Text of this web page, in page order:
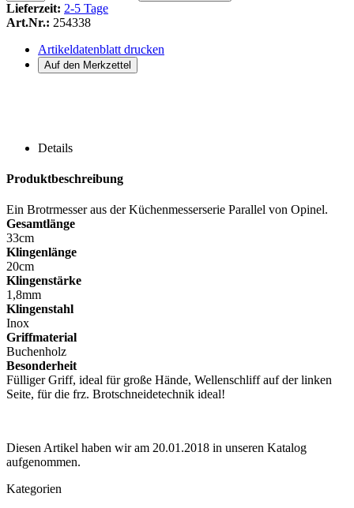
Lieferzeit: 2-5 Tage
Art.Nr.: 254338
Artikeldatenblatt drucken
Details
Produktbeschreibung
Ein Brotrmesser aus der Küchenmesserserie Parallel von Opinel.
Gesamtlänge
33cm
Klingenlänge
20cm
Klingenstärke
1,8mm
Klingenstahl
Inox
Griffmaterial
Buchenholz
Besonderheit
Fülliger Griff, ideal für große Hände, Wellenschliff auf der linken
Seite, für die frz. Brotschneidetechnik ideal!
Diesen Artikel haben wir am 20.01.2018 in unseren Katalog
aufgenommen.
Kategorien